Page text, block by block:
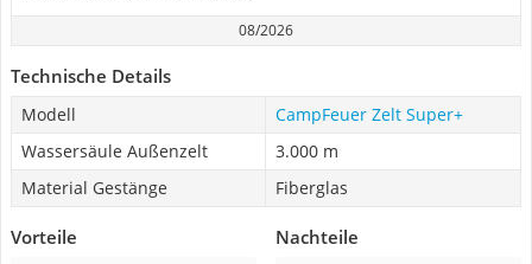
08/2026
Technische Details
Modell
CampFeuer Zelt Super+
Wassersäule Außenzelt
3.000 m
Material Gestänge
Fiberglas
Vorteile Nachteile